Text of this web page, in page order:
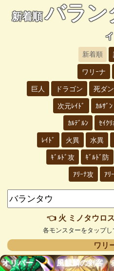
新着順バラン
ィ
新着順
ワリｰナ
巨人 ドラゴン 死ダン
次元ﾚｲﾄﾞ ｶﾙｻﾞﾝ
ｶﾙﾃﾞﾙﾝ ｾｲｸﾘ
ﾚｲﾄﾞ 火異 水異
ｷﾞﾙﾄﾞ攻 ｷﾞﾙﾄﾞ防
ｱﾘｰﾅ攻 ｱﾘ
👈 火 ミノタウロ
各モンスターをタップ
ワリ
オリバー
風麒麟の剣客